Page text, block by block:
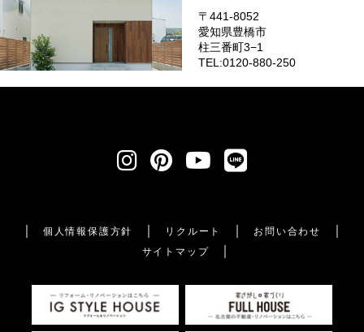
〒441-8052
愛知県豊橋市
柱三番町3−1
TEL:0120-880-250
個人情報保護方針 リクルート
お問い合わせ
サイトマップ